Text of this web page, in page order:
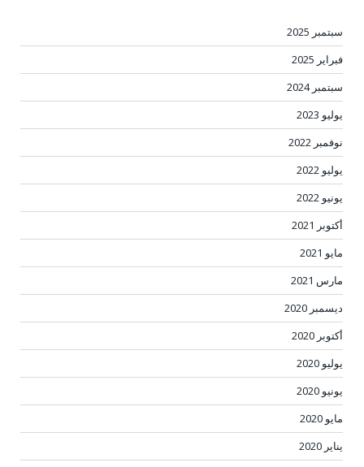
سبتمبر 2025
فبراير 2025
سبتمبر 2024
يوليو 2023
نوفمبر 2022
يوليو 2022
يونيو 2022
أكتوبر 2021
مايو 2021
مارس 2021
ديسمبر 2020
أكتوبر 2020
يوليو 2020
يونيو 2020
مايو 2020
يناير 2020